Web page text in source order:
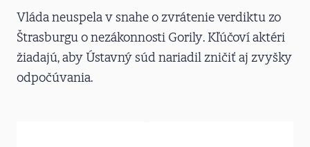
Vláda neuspela v snahe o zvrátenie verdiktu zo
Štrasburgu o nezákonnosti Gorily. Kľúčoví aktéri
žiadajú, aby Ústavný súd nariadil zničiť aj zvyšky
odpočúvania.